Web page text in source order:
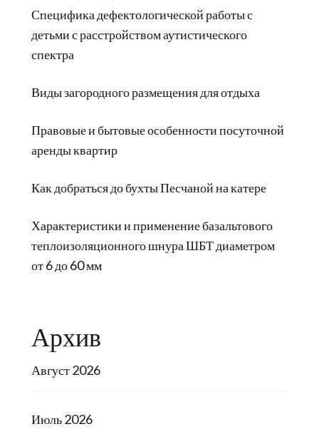
Специфика дефектологической работы с
детьми с расстройством аутистического
спектра
Виды загородного размещения для отдыха
Правовые и бытовые особенности посуточной
аренды квартир
Как добраться до бухты Песчаной на катере
Характеристики и применение базальтового
теплоизоляционного шнура ШБТ диаметром
от 6 до 60 мм
Архив
Август 2026
Июль 2026